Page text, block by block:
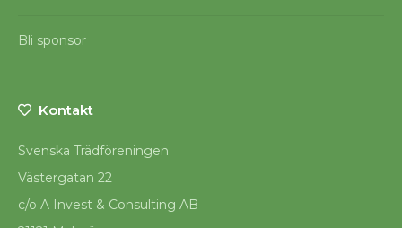
Bli sponsor
Kontakt
Svenska Trädföreningen
Västergatan 22
c/o A Invest & Consulting AB